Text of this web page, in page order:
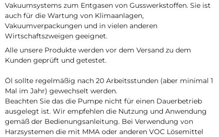
Vakuumsystems zum Entgasen von Gusswerkstoffen. Sie ist
auch für die Wartung von Klimaanlagen,
Vakuumverpackungen und in vielen anderen
Wirtschaftszweigen geeignet.
Alle unsere Produkte werden vor dem Versand zu dem
Kunden geprüft und getestet.
Öl sollte regelmäßig nach 20 Arbeitsstunden (aber minimal 1
Mal im Jahr) gewechselt werden.
Beachten Sie das die Pumpe nicht für einen Dauerbetrieb
ausgelegt ist. Wir empfehlen die Nutzung und Anwendung
gemäß der Bedienungsanleitung. Bei Verwendung von
Harzsystemen die mit MMA oder anderen VOC Lösemittel